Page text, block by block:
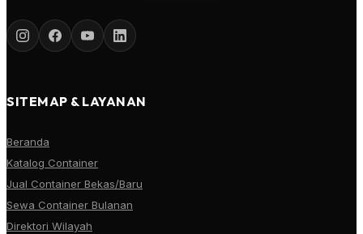
SITEMAP & LAYANAN
Beranda
Katalog Container
Jual Container Bekas/Baru
Sewa Container Bulanan
Direktori Wilayah